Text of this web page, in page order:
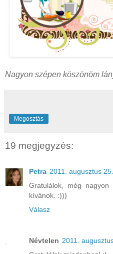
Nagyon szépen köszönöm
Megosztás
19 megjegyzés:
Petra 2011. augusztus
Gratulálok, még
kívánok. :)))
Válasz
Névtelen 2011.